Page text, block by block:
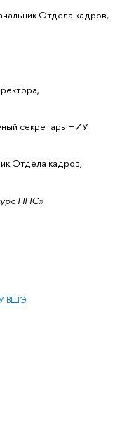
Отдела кадров,
секретарь НИУ
Отдела кадров,
ППС»
ВШЭ